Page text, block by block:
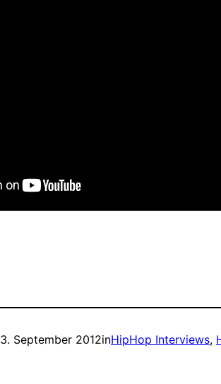
3. September 2012inHipHop Interviews,